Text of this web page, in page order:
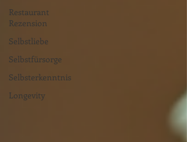
Restaurant
Rezension
Selbstliebe
Selbstfürsorge
Selbsterkenntnis
Longevity